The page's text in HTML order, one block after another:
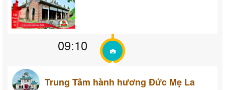
09:10
Trung Tâm hành hương Đức Mẹ La